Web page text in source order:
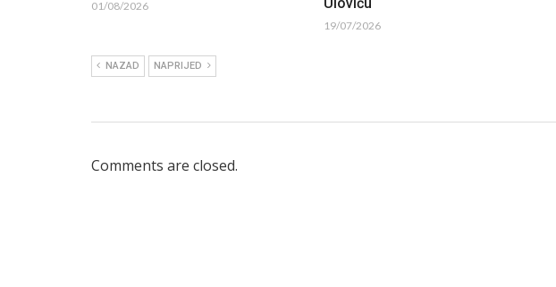
01/08/2026
Uloviću
19/07/2026
NAZAD NAPRIJED
Comments are closed.